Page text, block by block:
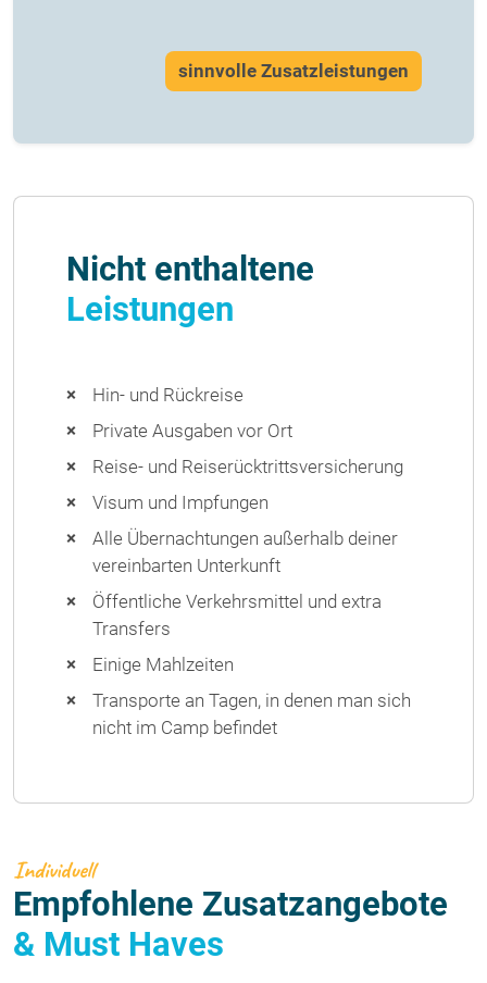
sinnvolle Zusatzleistungen
Nicht enthaltene
Leistungen
Hin- und Rückreise
Private Ausgaben vor Ort
Reise- und Reiserücktrittsversicherung
Visum und Impfungen
Alle Übernachtungen außerhalb deiner
vereinbarten Unterkunft
Öffentliche Verkehrsmittel und extra
Transfers
Einige Mahlzeiten
Transporte an Tagen, in denen man sich
nicht im Camp befindet
Individuell
Empfohlene Zusatzangebote
& Must Haves